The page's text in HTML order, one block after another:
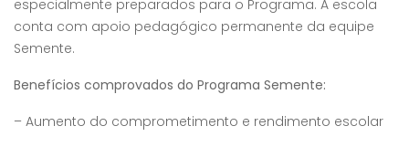
especialmente preparados para o Programa. A escola
conta com apoio pedagógico permanente da equipe
Semente.
Benefícios comprovados do Programa Semente:
– Aumento do comprometimento e rendimento escolar